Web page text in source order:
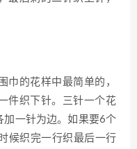
的花样中最简单的，
件织下针。三针一个花
加一针为边。如果要6个
候织完一行织最后一行